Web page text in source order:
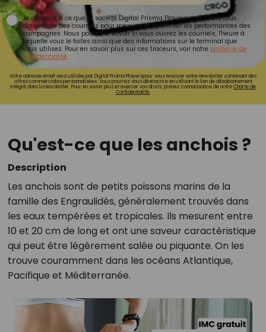
Je consens à ce que la société Digital Prisma Players analyse le taux
d'ouverture des courriels pour mesurer et optimiser les performances des
campagnes. Nous pourrons savoir si vous ouvrez les courriels, l'heure à
laquelle vous le faites ainsi que des informations sur le terminal que
vous utilisez. Pour en savoir plus sur ces traceurs, voir notre politique de
confidentialité.
Votre adresse email sera utilisée par Digital Prisma Playerspour vous envoyer votre newsletter contenant des
offres commerciales personnalisées. Vous pourrez vous désinscrire en utilisant le lien de désabonnement
intégré dans la newsletter. Pour en savoir plus et exercer vos droits, prenez connaissance de notreCharte de
Confidentialité.
Qu'est-ce que les anchois ?
Description
Les anchois sont de petits poissons marins de la
famille des Engraulidés, généralement trouvés dans
les eaux tempérées et tropicales. Ils mesurent entre
10 et 20 cm de long et ont une saveur caractéristique
qui peut être légèrement salée ou piquante. On les
trouve couramment dans les océans Atlantique,
Pacifique et Méditerranée.